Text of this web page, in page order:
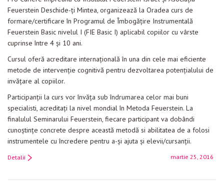
Feuerstein Deschide-ți Mintea, organizează la Oradea curs de
formare/certificare în Programul de Îmbogățire Instrumentală
Feuerstein Basic nivelul I (FIE Basic I) aplicabil copiilor cu vârste
cuprinse între 4 și 10 ani.
Cursul oferă acreditare internațională în una din cele mai eficiente
metode de intervenție cognitivă pentru dezvoltarea potenţialului de
invățare al copiilor.
Participanţii la curs vor învăţa sub îndrumarea celor mai buni
specialisti, acreditaţi la nivel mondial în Metoda Feuerstein. La
finalulul Seminarului Feuerstein, fiecare participant va dobândi
cunoştinţe concrete despre această metodă si abilitatea de a folosi
instrumentele cu încredere pentru a-şi ajuta şi elevii/cursanții.
martie 25, 2016
Detalii